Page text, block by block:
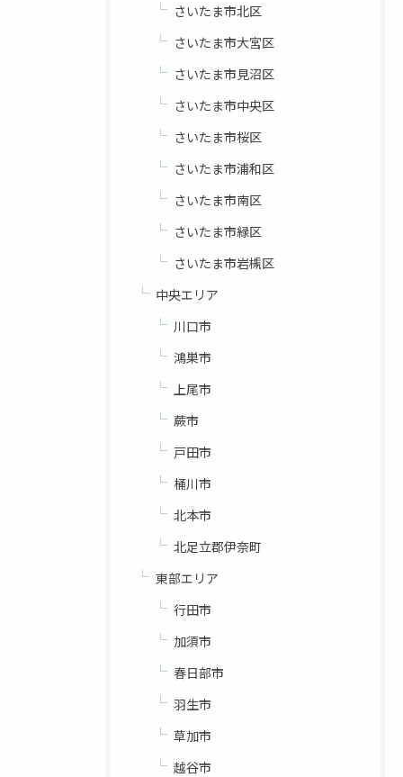
さいたま市北区
さいたま市大宮区
さいたま市見沼区
さいたま市中央区
さいたま市桜区
さいたま市浦和区
さいたま市南区
さいたま市緑区
さいたま市岩槻区
中央エリア
川口市
鴻巣市
上尾市
蕨市
戸田市
桶川市
北本市
北足立郡伊奈町
東部エリア
行田市
加須市
春日部市
羽生市
草加市
越谷市